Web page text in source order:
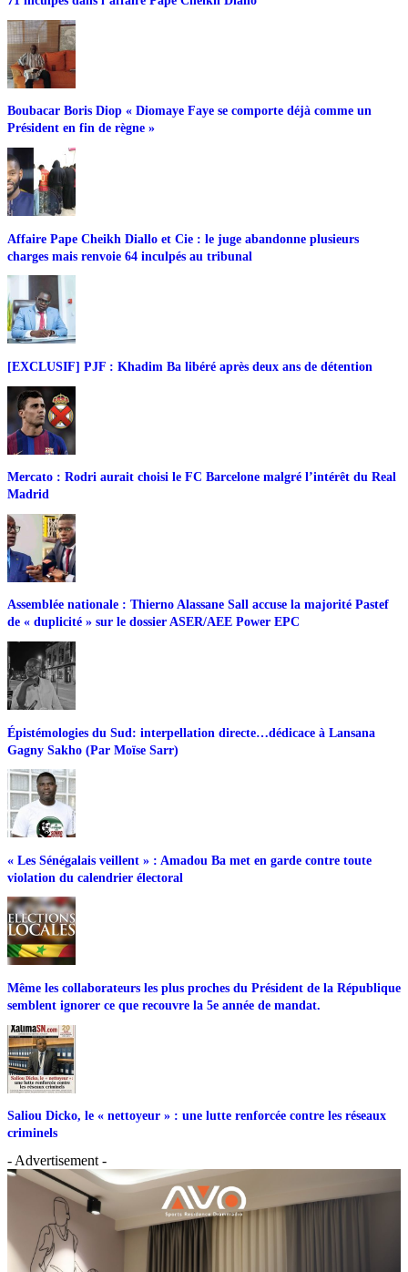
Boubacar Boris Diop « Diomaye Faye se comporte déjà comme un
Président en fin de règne »
Affaire Pape Cheikh Diallo et Cie : le juge abandonne plusieurs
charges mais renvoie 64 inculpés au tribunal
[EXCLUSIF] PJF : Khadim Ba libéré après deux ans de détention
Mercato : Rodri aurait choisi le FC Barcelone malgré l’intérêt du Real
Madrid
Assemblée nationale : Thierno Alassane Sall accuse la majorité Pastef
de « duplicité » sur le dossier ASER/AEE Power EPC
Épistémologies du Sud: interpellation directe…dédicace à Lansana
Gagny Sakho (Par Moïse Sarr)
« Les Sénégalais veillent » : Amadou Ba met en garde contre toute
violation du calendrier électoral
Même les collaborateurs les plus proches du Président de la République
semblent ignorer ce que recouvre la 5e année de mandat.
Saliou Dicko, le « nettoyeur » : une lutte renforcée contre les réseaux
criminels
- Advertisement -